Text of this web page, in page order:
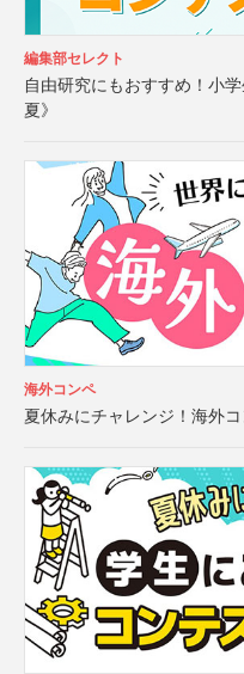
編集部セレクト
自由研究にもおすすめ！小
夏》
海外コンペ
夏休みにチャレンジ！海外